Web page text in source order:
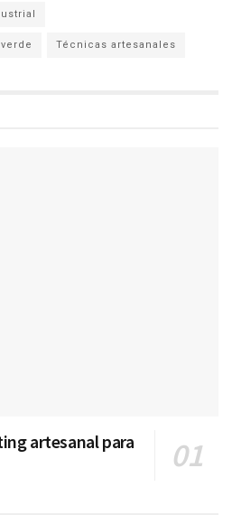
Técnicas artesanales
artesanal para